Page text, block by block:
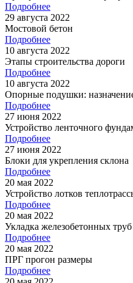
Подробнее
29 августа 2022
Мостовой бетон
Подробнее
10 августа 2022
Этапы строительства дороги
Подробнее
10 августа 2022
Опорные подушки:
Подробнее
27 июня 2022
Устройство ленточного
Подробнее
27 июня 2022
Блоки для укрепления склона
Подробнее
20 мая 2022
Устройство лотков
Подробнее
20 мая 2022
Укладка железобетонных труб
Подробнее
20 мая 2022
ПРГ прогон размеры
Подробнее